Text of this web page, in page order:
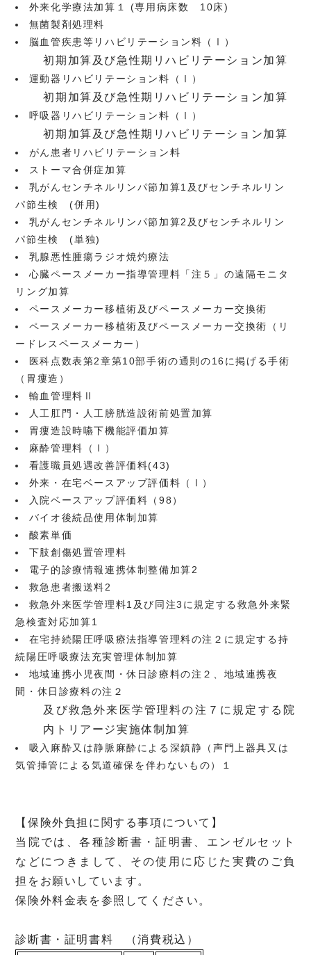
外来化学療法加算１ (専用病床数 10床)
無菌製剤処理料
脳血管疾患等リハビリテーション料（Ⅰ）
初期加算及び急性期リハビリテーション加算
運動器リハビリテーション料（Ⅰ）
初期加算及び急性期リハビリテーション加算
呼吸器リハビリテーション料（Ⅰ）
初期加算及び急性期リハビリテーション加算
がん患者リハビリテーション料
ストーマ合併症加算
乳がんセンチネルリンパ節加算1及びセンチネルリン
パ節生検 (併用)
乳がんセンチネルリンパ節加算2及びセンチネルリン
パ節生検 (単独)
乳腺悪性腫瘍ラジオ焼灼療法
心臓ペースメーカー指導管理料「注５」の遠隔モニタ
リング加算
ペースメーカー移植術及びペースメーカー交換術
ペースメーカー移植術及びペースメーカー交換術（リ
ードレスペースメーカー）
医科点数表第2章第10部手術の通則の16に掲げる手術
（胃瘻造）
輸血管理料Ⅱ
人工肛門・人工膀胱造設術前処置加算
胃瘻造設時嚥下機能評価加算
麻酔管理料（Ⅰ）
看護職員処遇改善評価料(43)
外来・在宅ベースアップ評価料（Ⅰ）
入院ベースアップ評価料（98）
バイオ後続品使用体制加算
酸素単価
下肢創傷処置管理料
電子的診療情報連携体制整備加算2
救急患者搬送料2
救急外来医学管理料1及び同注3に規定する救急外来緊
急検査対応加算1
在宅持続陽圧呼吸療法指導管理料の注２に規定する持
続陽圧呼吸療法充実管理体制加算
地域連携小児夜間・休日診療料の注２、地域連携夜
間・休日診療料の注２
及び救急外来医学管理料の注７に規定する院
内トリアージ実施体制加算
吸入麻酔又は静脈麻酔による深鎮静（声門上器具又は
気管挿管による気道確保を伴わないもの）１
【保険外負担に関する事項について】
当院では、各種診断書・証明書、エンゼルセット
などにつきまして、その使用に応じた実費のご負
担をお願いしています。
保険外料金表を参照してください。
診断書・証明書料 （消費税込）